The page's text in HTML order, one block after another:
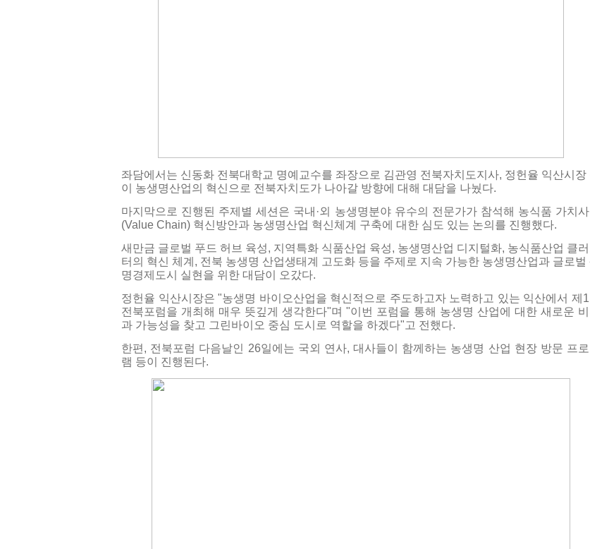
좌담에서는 신동화 전북대학교 명예교수를 좌장으로 김관영 전북자치도지사, 정헌율 익산시장
이 농생명산업의 혁신으로 전북자치도가 나아갈 방향에 대해 대담을 나눴다.
마지막으로 진행된 주제별 세션은 국내·외 농생명분야 유수의 전문가가 참석해 농식품 가치
(Value Chain) 혁신방안과 농생명산업 혁신체계 구축에 대한 심도 있는 논의를 진행했다.
새만금 글로벌 푸드 허브 육성, 지역특화 식품산업 육성, 농생명산업 디지털화, 농식품산업 클
터의 혁신 체계, 전북 농생명 산업생태계 고도화 등을 주제로 지속 가능한 농생명산업과 글로벌
명경제도시 실현을 위한 대담이 오갔다.
정헌율 익산시장은 "농생명 바이오산업을 혁신적으로 주도하고자 노력하고 있는 익산에서 제1
전북포럼을 개최해 매우 뜻깊게 생각한다"며 "이번 포럼을 통해 농생명 산업에 대한 새로운 비
과 가능성을 찾고 그린바이오 중심 도시로 역할을 하겠다"고 전했다.
한편, 전북포럼 다음날인 26일에는 국외 연사, 대사들이 함께하는 농생명 산업 현장 방문 프로
램 등이 진행된다.